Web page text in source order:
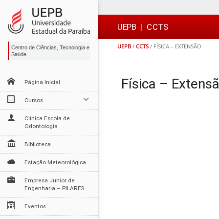
para
conteúdo
para
menu
para
busca
para
rodapé
 UEPB | CCTS
UEPB / CCTS / FÍSICA – EXTENSÃO
Centro de Ciências, Tecnologia e
Saúde
Página Inicial
Cursos
Clínica Escola de
Odontologia
Biblioteca
Estação Meteorológica
Empresa Junior de
Engenharia – PILARES
Eventos
Física –